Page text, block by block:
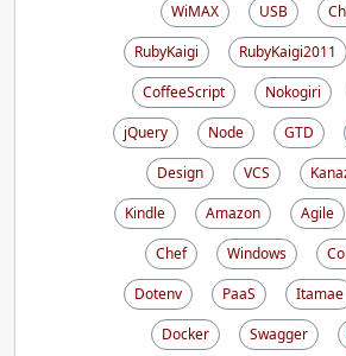
WiMAX
USB
RubyKaigi
RubyKaigi2011
CoffeeScript
Nokogiri
jQuery
Node GTD
Design
VCS
Kindle
Amazon Agile
Chef
Windows
Dotenv
PaaS Itamae
Docker
Swagger